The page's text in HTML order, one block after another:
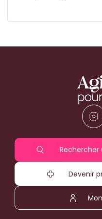
Devenir